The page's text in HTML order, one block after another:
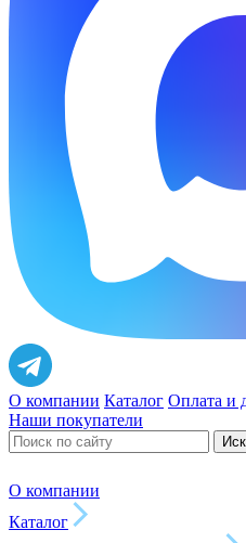
О компании Каталог Оплата и
Наши покупатели
О компании
Каталог